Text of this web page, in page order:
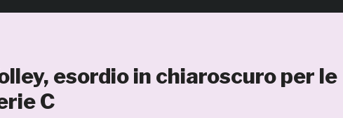
esordio in chiaroscuro per le
C